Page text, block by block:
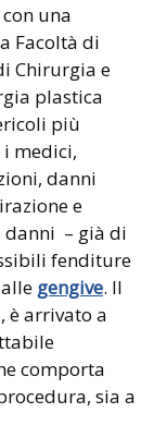
una
Facoltà di
Chirurgia e
plastica
più
medici,
danni
e
danni – già di
fenditure
gengive. Il
è arrivato a
comporta
sia a